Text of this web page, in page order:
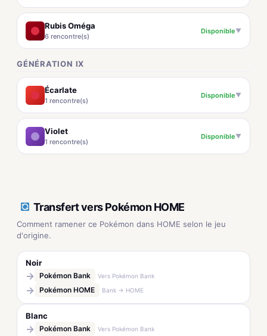
Rubis Oméga
6 rencontre(s)
Disponible▼
GÉNÉRATION IX
Écarlate
1 rencontre(s)
Disponible▼
Violet
1 rencontre(s)
Disponible▼
Transfert vers Pokémon HOME
Comment ramener ce Pokémon dans HOME selon le jeu
d'origine.
Noir
→ Pokémon Bank Vers Pokémon Bank
→ Pokémon HOME Bank → HOME
Blanc
→ Pokémon Bank Vers Pokémon Bank